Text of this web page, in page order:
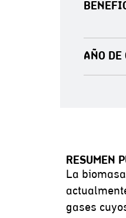
AÑO DE
RESUMEN
La
gases